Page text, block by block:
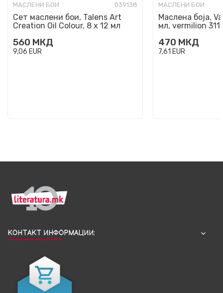
МАСЛЕНИ БОИ 039138
Сет маслени бои, Talens Art
Creation Oil Colour, 8 x 12 мл
560 МКД
9,06 EUR
МАСЛЕНИ БОИ
Маслена боја,
мл, vermilion 311
470 МКД
7,61 EUR
КОНТАКТ ИНФОРМАЦИИ: